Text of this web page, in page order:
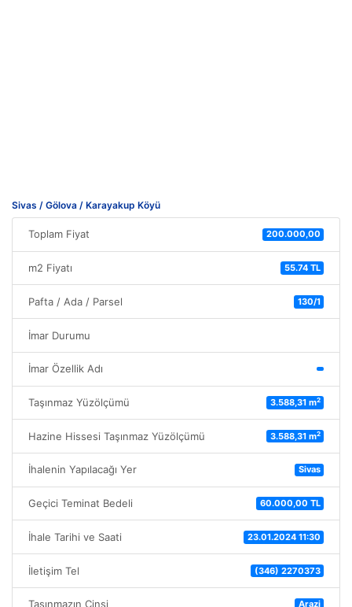
Sivas / Gölova / Karayakup Köyü
Toplam Fiyat 200.000,00
m2 Fiyatı 55.74 TL
Pafta / Ada / Parsel 130/1
İmar Durumu
İmar Özellik Adı
Taşınmaz Yüzölçümü 3.588,31 m2
Hazine Hissesi Taşınmaz Yüzölçümü 3.588,31 m2
İhalenin Yapılacağı Yer Sivas
Geçici Teminat Bedeli 60.000,00 TL
İhale Tarihi ve Saati 23.01.2024 11:30
İletişim Tel (346) 2270373
Taşınmazın Cinsi Arazi